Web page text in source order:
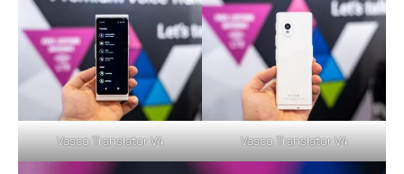
Vasco Translator V4 Vasco Translator V4